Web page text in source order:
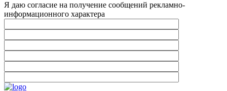
Я даю согласие на получение сообщений рекламно-
информационного характера